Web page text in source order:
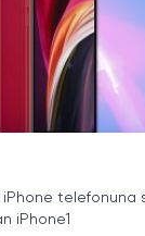
iPhone telefonuna
iPhone1